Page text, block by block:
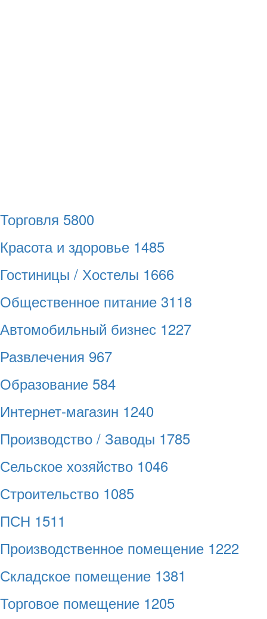
Торговля 5800
Красота и здоровье 1485
Гостиницы / Хостелы 1666
Общественное питание 3118
Автомобильный бизнес 1227
Развлечения 967
Образование 584
Интернет-магазин 1240
Производство / Заводы 1785
Сельское хозяйство 1046
Строительство 1085
ПСН 1511
Производственное помещение 1222
Складское помещение 1381
Торговое помещение 1205